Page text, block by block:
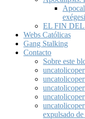
EL FIN DEL
Webs Católicas
Gang Stalking
Contacto
Sobre este
expulsado